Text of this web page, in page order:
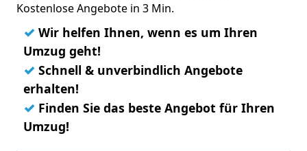
Kostenlose Angebote in 3 Min.
✓ Wir helfen Ihnen, wenn es um Ihren
Umzug geht!
✓ Schnell & unverbindlich Angebote
erhalten!
✓ Finden Sie das beste Angebot für Ihren
Umzug!